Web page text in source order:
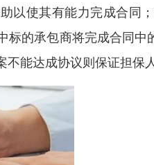
以使其有能力完成合同
标的承包商将完成合同
能达成协议则保证担保